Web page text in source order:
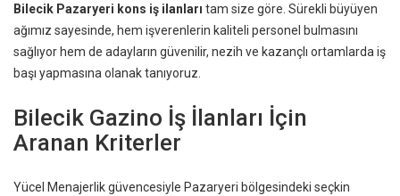
Bilecik Pazaryeri kons iş ilanları tam size göre. Sürekli büyüyen
ağımız sayesinde, hem işverenlerin kaliteli personel bulmasını
sağlıyor hem de adayların güvenilir, nezih ve kazançlı ortamlarda iş
başı yapmasına olanak tanıyoruz.
Bilecik Gazino İş İlanları İçin
Aranan Kriterler
Yücel Menajerlik güvencesiyle Pazaryeri bölgesindeki seçkin